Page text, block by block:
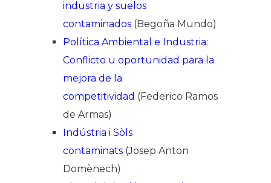
industria y suelos
contaminados (Begoña Mundo)
Política Ambiental e Industria:
Conflicto u oportunidad para la
mejora de la
competitividad (Federico Ramos
de Armas)
Indústria i Sòls
contaminats (Josep Anton
Domènech)